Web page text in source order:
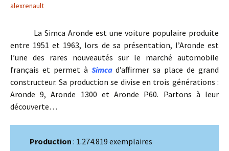
alexrenault
La Simca Aronde est une voiture populaire produite
entre 1951 et 1963, lors de sa présentation, l’Aronde est
l’une des rares nouveautés sur le marché automobile
français et permet à Simcad’affirmer sa place de grand
constructeur. Sa production se divise en trois générations :
Aronde 9, Aronde 1300 et Aronde P60. Partons à leur
découverte…
Production : 1.274.819 exemplaires